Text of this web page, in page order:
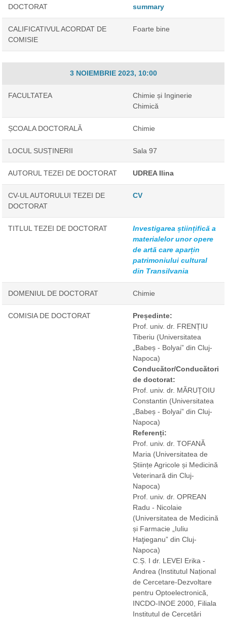
DOCTORAT summary
CALIFICATIVUL ACORDAT DE
COMISIE
Foarte bine
3 NOIEMBRIE 2023, 10:00
FACULTATEA
Chimie și Inginerie
Chimică
ȘCOALA DOCTORALĂ Chimie
LOCUL SUSȚINERII Sala 97
AUTORUL TEZEI DE DOCTORAT UDREA Ilina
CV-UL AUTORULUI TEZEI DE
DOCTORAT
CV
TITLUL TEZEI DE DOCTORAT
Investigarea științifică a
materialelor unor opere
de artă care aparțin
patrimoniului cultural
din Transilvania
DOMENIUL DE DOCTORAT Chimie
COMISIA DE DOCTORAT
Președinte:
Prof. univ. dr. FRENȚIU
Tiberiu (Universitatea
„Babeș - Bolyai” din Cluj-
Napoca)
Conducător/Conducători
de doctorat:
Prof. univ. dr. MĂRUȚOIU
Constantin (Universitatea
„Babeș - Bolyai” din Cluj-
Napoca)
Referenți:
Prof. univ. dr. TOFANĂ
Maria (Universitatea de
Științe Agricole și Medicină
Veterinară din Cluj-
Napoca)
Prof. univ. dr. OPREAN
Radu - Nicolaie
(Universitatea de Medicină
și Farmacie „Iuliu
Haţieganu” din Cluj-
Napoca)
C.Ș. I dr. LEVEI Erika -
Andrea (Institutul Național
de Cercetare-Dezvoltare
pentru Optoelectronică,
INCDO-INOE 2000, Filiala
Institutul de Cercetări